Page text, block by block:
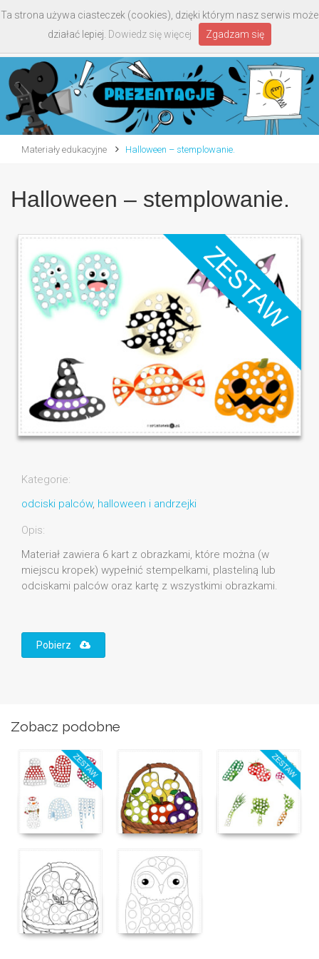
Materiały edukacyjne Halloween – stemplowanie.
Halloween – stemplowanie.
Kategorie:
odciski palców, halloween i andrzejki
Opis:
Materiał zawiera 6 kart z obrazkami, które można (w
miejscu kropek) wypełnić stempelkami, plasteliną lub
odciskami palców oraz kartę z wszystkimi obrazkami.
Pobierz
Zobacz podobne
Ta strona używa ciasteczek (cookies), dzięki którym nasz serwis może
działać lepiej. Dowiedz się więcej Zgadzam się